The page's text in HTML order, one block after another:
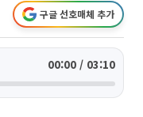
구글 선호매체 추가
00:00 / 03:10